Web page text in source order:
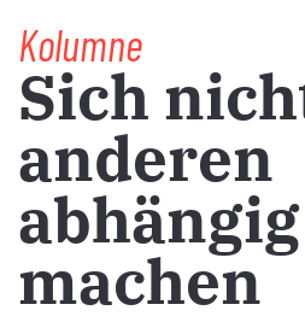
Kolumne
Sich
anderen
abhängig
machen